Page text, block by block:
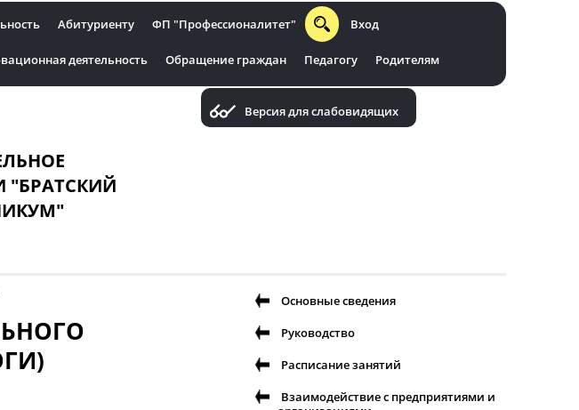
Абитуриенту ФП "Профессионалитет"
деятельность Обращение граждан Педагогу Родителям
Вход
"БРАТСКИЙ
Версия для слабовидящих
Основные сведения
Руководство
Расписание занятий
Взаимодействие с предприятиями и